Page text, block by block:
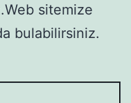
sitemize
bulabilirsiniz.